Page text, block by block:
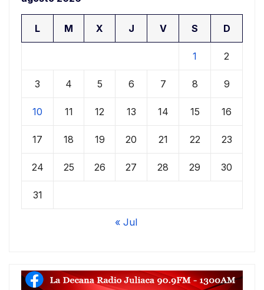
L M X J V S D
1 2
3 4 5 6 7 8 9
10 11 12 13 14 15 16
17 18 19 20 21 22 23
24 25 26 27 28 29 30
31
« Jul